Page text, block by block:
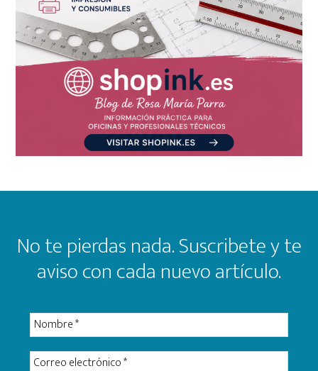
Footer
No te pierdas nada. Suscribete y te
aviso con cada nuevo artículo.